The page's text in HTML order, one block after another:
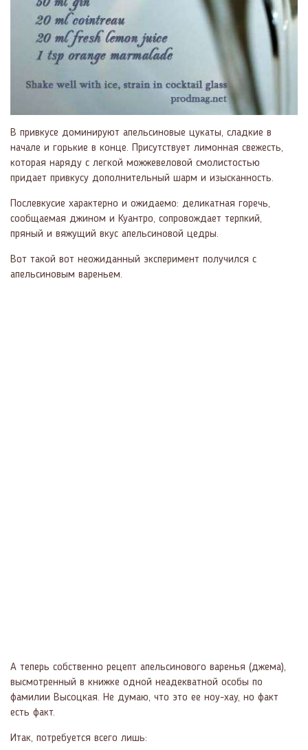
В привкусе доминируют апельсиновые цукаты, сладкие в
начале и горькие в конце. Присутствует лимонная свежесть,
которая наряду с легкой можжевеловой смолистостью
придает привкусу дополнительный шарм и изысканность.
Послевкусие характерно и ожидаемо: деликатная горечь,
сообщаемая джином и Куантро, сопровождает терпкий,
пряный и вяжущий вкус апельсиновой цедры.
Вот такой вот неожиданный эксперимент получился с
апельсиновым вареньем.
А теперь собственно рецепт апельсинового варенья (джема),
высмотренный в книжке одной неадекватной особы по
фамилии Высоцкая. Не думаю, что это ее ноу-хау, но факт
есть факт.
Итак, потребуется всего лишь: